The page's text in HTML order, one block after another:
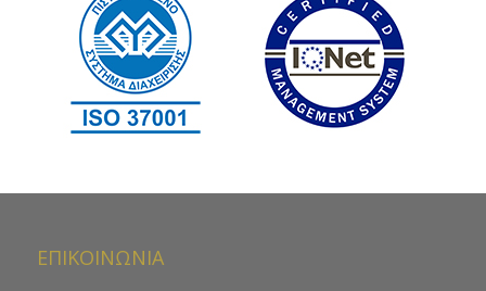
ΕΠΙΚΟΙΝΩΝΙΑ